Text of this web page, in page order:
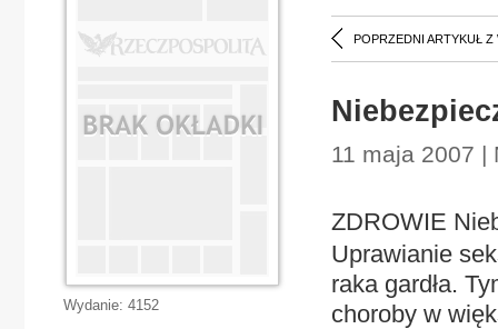
POPRZEDNI ARTYKUŁ Z
11 maja 2007 |
ZDROWIE
Uprawianie
raka gardła.
choroby w
Wydanie: 4152